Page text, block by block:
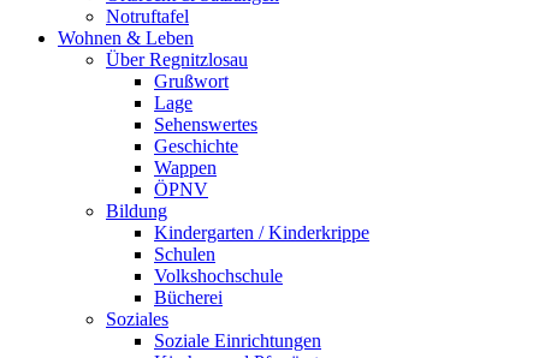
Notruftafel
Wohnen & Leben
Über Regnitzlosau
Grußwort
Lage
Sehenswertes
Geschichte
Wappen
ÖPNV
Bildung
Kindergarten / Kinderkrippe
Schulen
Volkshochschule
Bücherei
Soziales
Soziale Einrichtungen